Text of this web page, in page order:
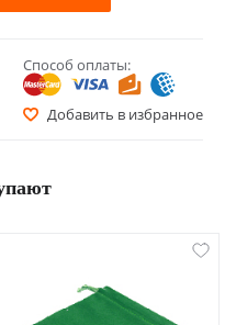
Способ оплаты:
Добавить в избранное